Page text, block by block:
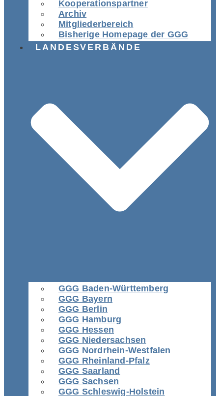
Kooperationspartner
Archiv
Mitgliederbereich
Bisherige Homepage der GGG
LANDESVERBÄNDE
GGG Baden-Württemberg
GGG Bayern
GGG Berlin
GGG Hamburg
GGG Hessen
GGG Niedersachsen
GGG Nordrhein-Westfalen
GGG Rheinland-Pfalz
GGG Saarland
GGG Sachsen
GGG Schleswig-Holstein